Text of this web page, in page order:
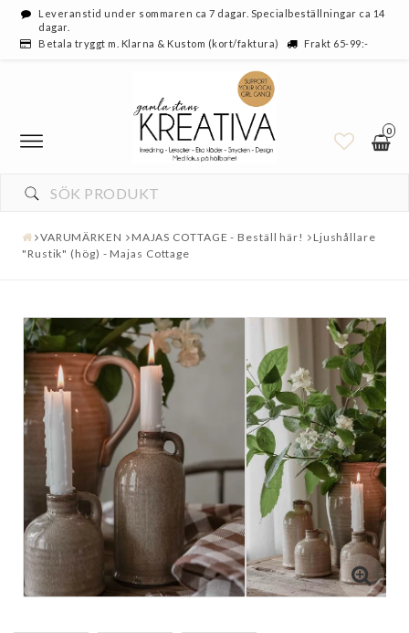
Leveranstid under sommaren ca 7 dagar. Specialbeställningar ca 14
dagar.
Betala tryggt m. Klarna & Kustom (kort/faktura)
Frakt 65-99:-
0
VARUMÄRKEN MAJAS COTTAGE - Beställ här!
Ljushållare
"Rustik" (hög) - Majas Cottage